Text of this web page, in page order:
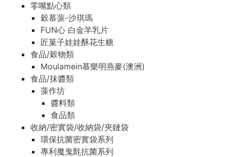
零嘴點心類
穀慕蒎-沙琪瑪
FUN心 白金羊乳片
匠菓子娃娃酥花生糖
食品/穀物類
Moulamein慕樂明燕麥(澳洲)
食品/抹醬類
藻作坊
醬料類
食品類
收納/密實袋/收納袋/夾鏈袋
環保抗菌密實袋系列
專利魔鬼氈抗菌系列